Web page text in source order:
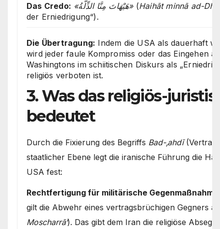
Das Credo: «هَيْهَاتَ مِنَّا الذِّلَّةُ»(Haihāt minnā ad-
der Erniedrigung“).
Die Übertragung: Indem die USA als dauerhaft
wird jeder faule Kompromiss oder das Eingehen
Washingtons im schiitischen Diskurs als
religiös verboten ist.
3. Was das religiös-
bedeutet
Durch die Fixierung des Begriffs Bad-‚ahdī
staatlicher Ebene legt die iranische Führung die
USA fest:
Rechtfertigung für militärische
gilt die Abwehr eines vertragsbrüchigen Gegners
Moscharrā‘). Das gibt dem Iran die religiöse